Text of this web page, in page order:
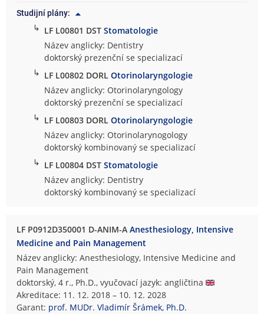
Studijní plány:
↳ LF L00801 DSTStomatologie
Název anglicky: Dentistry
doktorský prezenční se specializací
↳ LF L00802 DORLOtorinolaryngologie
Název anglicky: Otorinolaryngology
doktorský prezenční se specializací
↳ LF L00803 DORLOtorinolaryngologie
Název anglicky: Otorinolarynogology
doktorský kombinovaný se specializací
↳ LF L00804 DSTStomatologie
Název anglicky: Dentistry
doktorský kombinovaný se specializací
LF P0912D350001 D-ANIM-AAnesthesiology, Intensive
Medicine and Pain Management
Název anglicky: Anesthesiology, Intensive Medicine and
Pain Management
doktorský, 4 r., Ph.D., vyučovací jazyk: angličtina
Akreditace: 11. 12. 2018 – 10. 12. 2028
Garant: prof. MUDr. Vladimír Šrámek, Ph.D.